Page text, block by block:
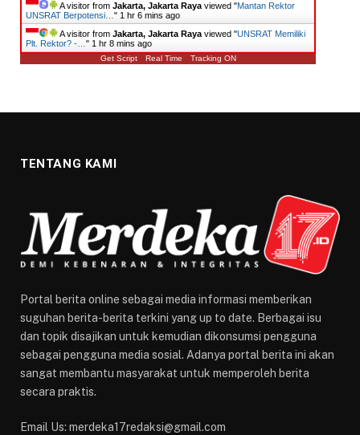
A visitor from Jakarta, Jakarta Raya viewed "Mantan Rektor
UNSRAT Berpotensi… " 1 hr 6 mins ago
A visitor from Jakarta, Jakarta Raya viewed "UNSRAT Memiliki
Plt. Rektor? -… " 1 hr 8 mins ago
Get Script Real Time Tracking ON
TENTANG KAMI
Portal berita online sebagai media informasi memberikan
suguhan berita-berita terkini yang up to date. Berbagai isu
dan topik disajikan untuk kemudian dikonsumsi pengguna
sebagai pengguna media sosial. Adanya portal berita ini akan
sangat membantu masyarakat untuk memperoleh berita
secara praktis.
Email Us: merdeka17redaksi@gmail.com